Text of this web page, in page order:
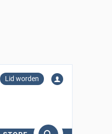
Lid worden